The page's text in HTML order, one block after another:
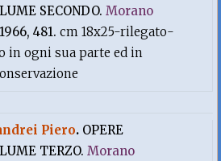
SECONDO.Morano
481.cm 18x25-rilegato-
in ogni sua parte ed in
Piero. OPERE
TERZO.Morano